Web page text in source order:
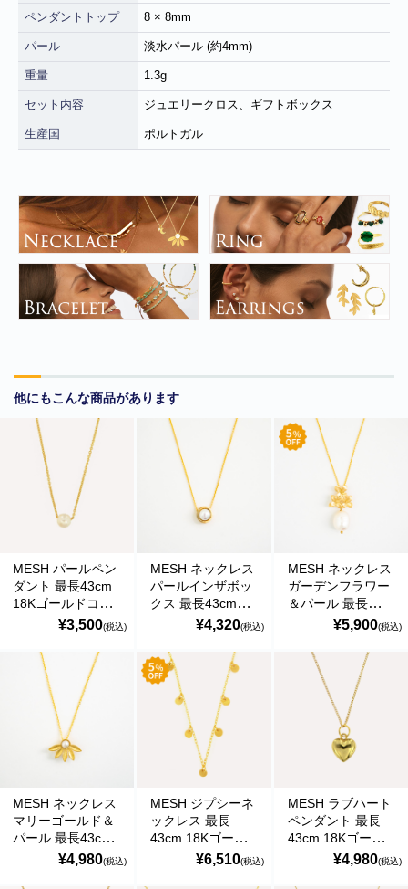
ペンダントトップ 8 × 8mm
パール 淡水パール (約4mm)
重量 1.3g
セット内容 ジュエリークロス、ギフトボックス
生産国 ポルトガル
他にもこんな商品があります
MESH パールペン
ダント 最長43cm
18Kゴールドコー
ト シルバー925 ポ
COL0130 Gold
Necklace
¥3,500(税込)
MESH ネックレス
パールインザボッ
クス 最長43cm
18Kゴールドコー
ルトガル直輸入
COL0130PC Gold
Necklace
¥4,320(税込)
MESH ネックレス
ガーデンフラワー
＆パール 最長
43cm 18Kゴール
925 ポルトガル直
輸入 COL0095
Gold Necklace
¥5,900(税込)
MESH ネックレス
マリーゴールド＆
パール 最長43cm
18Kゴールドコー
¥4,980(税込)
MESH ジプシーネ
ックレス 最長
43cm 18Kゴール
ドコート シルバー
¥6,510(税込)
MESH ラブハート
ペンダント 最長
43cm 18Kゴール
ドコート シルバー
¥4,980(税込)
**年末年始休業日のお知らせ**
誠に勝手ではございますが、2024
年12月31日～2025年1月5日まで休業させていただきます。年内出
しては、1月6日より順次対応させていただきます。お客様にはご不
便をおかけ致しますが、何卒ご了承くださいますようお願い申し上
**当店を騙る不審なメールにご注意ください**
発信元がヤマト運輸
であるかのように装い、「Marco-Line」からの荷物が配送される旨
の偽のEメールが届くというお問い合わせが多数寄せられていま
す。当店で注文をしていないのにこのようなメールが届くなど、身
に覚えのない場合は、メールを開いたり、メール内のリンクをタッ
は、弊社またはヤマト運輸に直接お問い合わせください。〔 2024
年10月31日(木)〕
夏期休業日とさせていただきます。そのため、8月13日(火)14:00か
ら8月16日(金)14:00の間のご注文分の発送は、8月16日(金)となりま
す。ご了承のほどお願い申し上げます。
■Amaricoドッグフード グレインフリー成犬用（レッド）とグレイ
ンフリー成犬～シニア犬用（ゴールド）が新入荷しました。
Amaricoドッグフード
ステイロイヤル グレインフリー ドッグフード
たしました。
輸送遅延のため入荷が遅れておりました。まことに申し訳ございま
せんでした。